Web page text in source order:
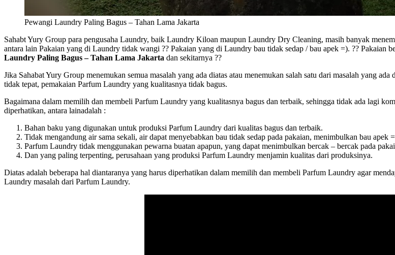
Pewangi Laundry Paling Bagus – Tahan Lama Jakarta
Sahabt Yury Group para pengusaha Laundry, baik Laundry Kiloan maupun Laundry Dry Cleaning, masih banyak
antara lain Pakaian yang di Laundry tidak wangi ?? Pakaian yang di Laundry bau tidak sedap / bau apek =). ?? Pakaian
Laundry Paling Bagus – Tahan Lama Jakarta dan sekitarnya ??
Jika Sahabat Yury Group menemukan semua masalah yang ada diatas atau menemukan salah satu dari masalah yang
tidak tepat, pemakaian Parfum Laundry yang kualitasnya tidak bagus.
Bagaimana dalam memilih dan membeli Parfum Laundry yang kualitasnya bagus dan terbaik, sehingga tidak ada lagi
diperhatikan, antara lainadalah :
Bahan baku yang digunakan untuk produksi Parfum Laundry dari kualitas bagus dan terbaik.
Tidak mengandung air sama sekali, air dapat menyebabkan bau tidak sedap pada pakaian, menimbulkan bau apek
Parfum Laundry tidak menggunakan pewarna buatan apapun, yang dapat menimbulkan bercak – bercak pada
Dan yang paling terpenting, perusahaan yang produksi Parfum Laundry menjamin kualitas dari produksinya.
Diatas adalah beberapa hal diantaranya yang harus diperhatikan dalam memilih dan membeli Parfum Laundry agar
Laundry masalah dari Parfum Laundry.